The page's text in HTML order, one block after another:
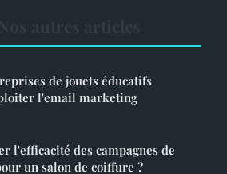
de jouets éducatifs
l'email marketing
l'efficacité des campagnes de
un salon de coiffure ?